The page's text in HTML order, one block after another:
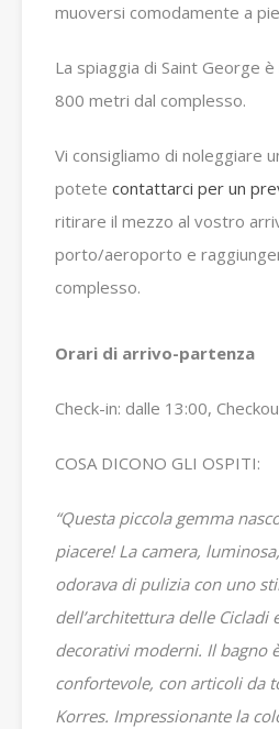
muoversi comodamente a
La spiaggia di Saint George
800 metri dal complesso.
Vi consigliamo di noleggiare
potete contattarci per un
ritirare il mezzo al vostro
porto/aeroporto e
complesso.
Orari di arrivo-partenza
Check-in: dalle 13:00,
COSA DICONO GLI OSPITI:
“Questa piccola gemma
piacere! La camera,
odorava di pulizia con uno
dell’architettura delle Cicladi
decorativi moderni. Il bagno
confortevole, con articoli da
Korres. Impressionante la